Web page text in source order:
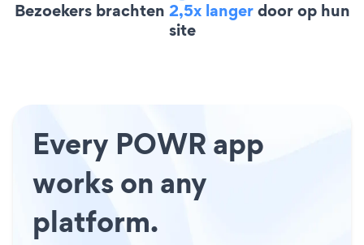
Bezoekers brachten 2,5x langerdoor op hun
site
Every POWR app
works on any
platform.